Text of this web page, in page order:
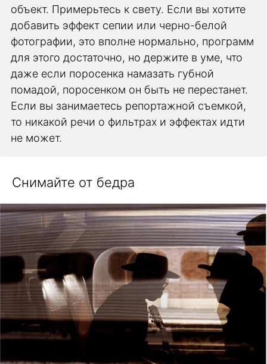
объект. Примерьтесь к свету. Если вы хотите
добавить эффект сепии или черно-белой
фотографии, это вполне нормально, программ
для этого достаточно, но держите в уме, что
даже если поросенка намазать губной
помадой, поросенком он быть не перестанет.
Если вы занимаетесь репортажной съемкой,
то никакой речи о фильтрах и эффектах идти
не может.
Снимайте от бедра